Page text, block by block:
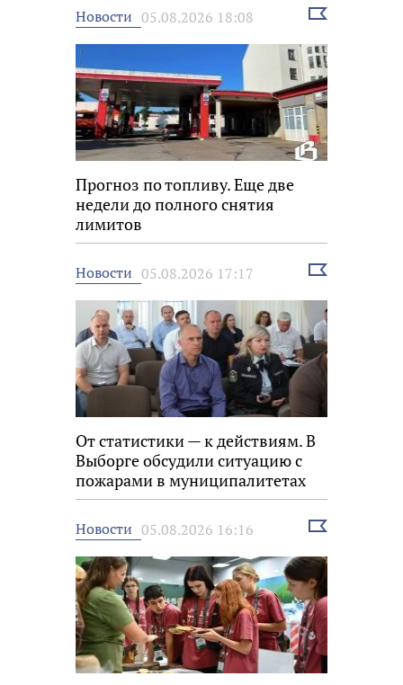
Новости 05.08.2026 18:08
Выбрать
Прогноз по топливу. Еще две
недели до полного снятия
лимитов
Новости 05.08.2026 17:17
Выбрать
От статистики — к действиям. В
Выборге обсудили ситуацию с
пожарами в муниципалитетах
Новости 05.08.2026 16:16
Выбрать